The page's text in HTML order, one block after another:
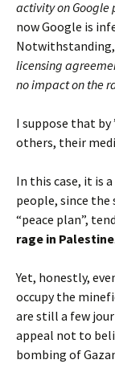
activity on Google
now Google is
Notwithstanding,
licensing
no impact on the
I suppose that by
others, their
In this case, it is
people, since
“peace plan”,
rage in Palestine.
Yet, honestly,
occupy the
are still a few
appeal not to
bombing of